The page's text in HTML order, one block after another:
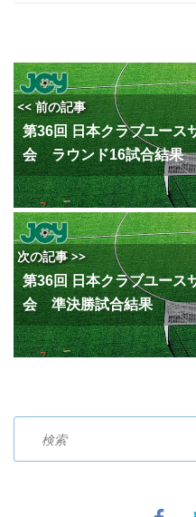
<< 前の記事
第36回 日本クラブユース
会 ラウンド16試合結果
次の記事 >>
第36回 日本クラブユース
会 準決勝試合結果